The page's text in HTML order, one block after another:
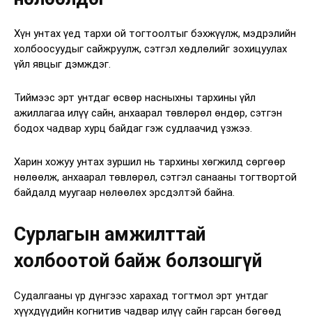
Хүн унтах үед тархи ой тогтоолтыг бэхжүүлж, мэдрэлийн
холбоосуудыг сайжруулж, сэтгэл хөдлөлийг зохицуулах
үйл явцыг дэмждэг.
Тиймээс эрт унтдаг өсвөр насныхны тархины үйл
ажиллагаа илүү сайн, анхаарал төвлөрөл өндөр, сэтгэн
бодох чадвар хурц байдаг гэж судлаачид үзжээ.
Харин хожуу унтах зуршил нь тархины хөгжилд сөргөөр
нөлөөлж, анхаарал төвлөрөл, сэтгэл санааны тогтвортой
байдалд муугаар нөлөөлөх эрсдэлтэй байна.
Сурлагын амжилттай
холбоотой байж болзошгүй
Судалгааны үр дүнгээс харахад тогтмол эрт унтдаг
хүүхдүүдийн когнитив чадвар илүү сайн гарсан бөгөөд